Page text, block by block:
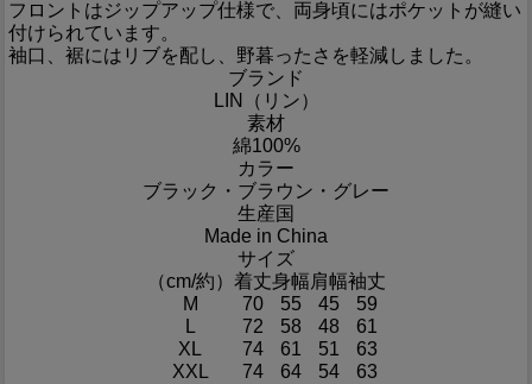
フロントはジップアップ仕様で、両身頃にはポケットが縫い
付けられています。
袖口、裾にはリブを配し、野暮ったさを軽減しました。
ブランド
LIN（リン）
素材
綿100%
カラー
ブラック・ブラウン・グレー
生産国
Made in China
サイズ
（cm/約） 着丈身幅肩幅袖丈
M
70 55 45
59
L
72 58 48
61
XL
74 61 51
63
XXL
74 64 54 63